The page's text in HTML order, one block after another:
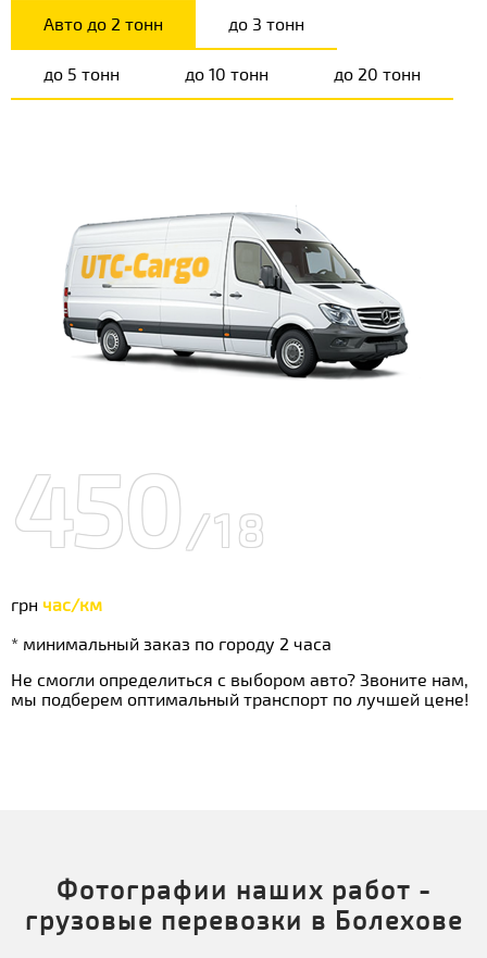
Авто до 2 тонн до 3 тонн
до 5 тонн до 10 тонн до 20 тонн
450/18
грн час/км
* минимальный заказ по городу 2 часа
Не смогли определиться с выбором авто? Звоните нам,
мы подберем оптимальный транспорт по лучшей цене!
Фотографии наших работ -
грузовые перевозки в Болехове